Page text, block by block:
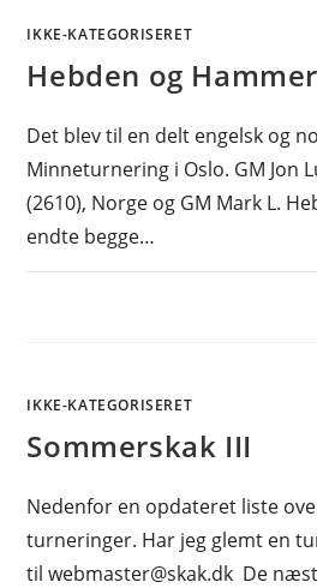
IKKE-KATEGORISERET
Hebden og
Det blev til en delt engelsk og
Minneturnering i Oslo. GM Jon
(2610), Norge og GM Mark L.
endte begge…
IKKE-KATEGORISERET
Sommerskak III
Nedenfor en opdateret liste
turneringer. Har jeg glemt en
til webmaster@skak.dk De